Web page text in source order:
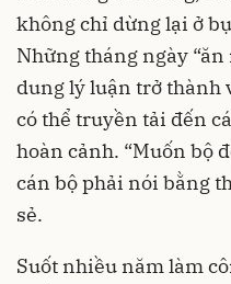
không chỉ dừng lại ở
Những tháng ngày
dung lý luận trở thành
có thể truyền tải đến
hoàn cảnh. “Muốn bộ
cán bộ phải nói bằng
sẻ.
Suốt nhiều năm làm